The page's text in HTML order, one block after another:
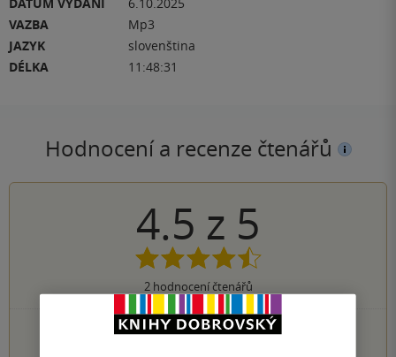
VAZBA
Mp3
JAZYK
slovenština
DÉLKA
11:48:31
Hodnocení a recenze čtenářů
4.5 z 5
2hodnocení čtenářů
1×
5 hvězdiček